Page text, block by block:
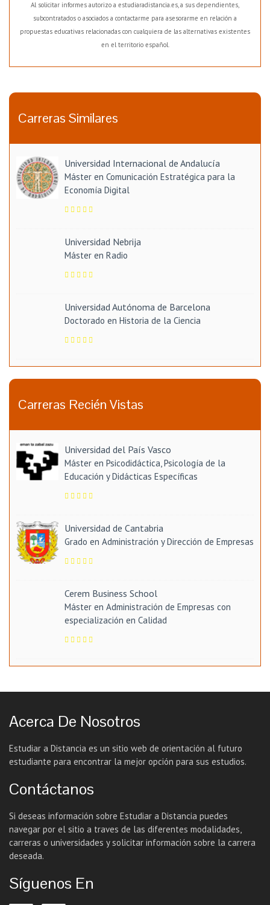
Al solicitar informes autorizo a estudiaradistancia.es, a sus dependientes,
subcontratados o asociados a contactarme para asesorarme en relación a
propuestas educativas relacionadas con cualquiera de las alternativas existentes
en el territorio español.
Carreras Similares
Universidad Internacional de Andalucía
Máster en Comunicación Estratégica para la
Economía Digital
Universidad Nebrija
Máster en Radio
Universidad Autónoma de Barcelona
Doctorado en Historia de la Ciencia
Carreras Recién Vistas
Universidad del País Vasco
Máster en Psicodidáctica, Psicología de la
Educación y Didácticas Específicas
Universidad de Cantabria
Grado en Administración y Dirección de Empresas
Cerem Business School
Máster en Administración de Empresas con
especialización en Calidad
Acerca De Nosotros
Estudiar a Distancia es un sitio web de orientación al futuro
estudiante para encontrar la mejor opción para sus estudios.
Contáctanos
Si deseas información sobre Estudiar a Distancia puedes
navegar por el sitio a traves de las diferentes modalidades,
carreras o universidades y solicitar información sobre la carrera
deseada.
Síguenos En